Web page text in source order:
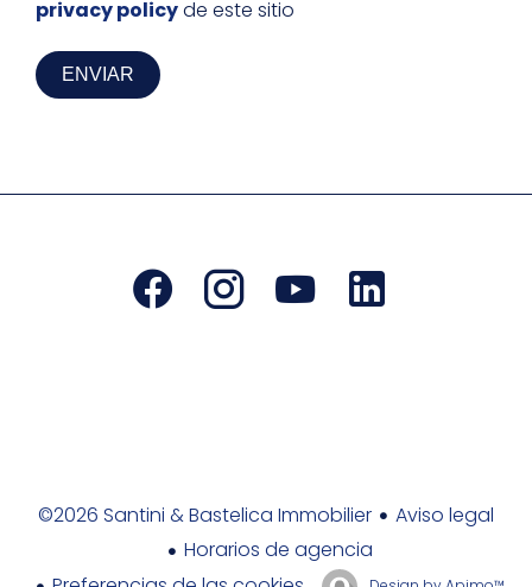
privacy policyde este sitio
ENVIAR
©2026 Santini & Bastelica Immobilier
Aviso legal
Horarios de agencia